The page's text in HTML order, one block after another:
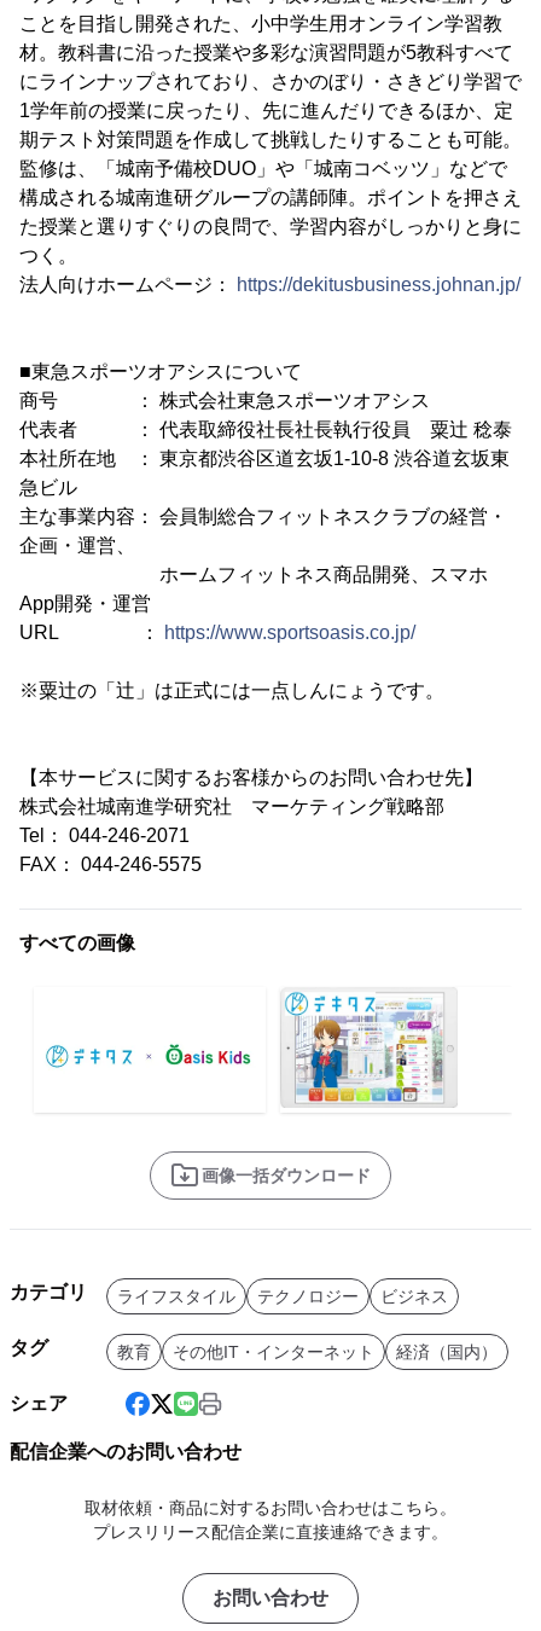
ことを目指し開発された、小中学生用オンライン学習教
材。教科書に沿った授業や多彩な演習問題が5教科すべて
にラインナップされており、さかのぼり・さきどり学習で
1学年前の授業に戻ったり、先に進んだりできるほか、定
期テスト対策問題を作成して挑戦したりすることも可能。
監修は、「城南予備校DUO」や「城南コベッツ」などで
構成される城南進研グループの講師陣。ポイントを押さえ
た授業と選りすぐりの良問で、学習内容がしっかりと身に
つく。
法人向けホームページ：
https://dekitusbusiness.johnan.jp/
■東急スポーツオアシスについて
商号 ： 株式会社東急スポーツオアシス
代表者 ： 代表取締役社長社長執行役員 粟辻 稔泰
本社所在地 ： 東京都渋谷区道玄坂1-10-8 渋谷道玄坂東
急ビル
主な事業内容： 会員制総合フィットネスクラブの経営・
企画・運営、
ホームフィットネス商品開発、スマホ
App開発・運営
URL ：
https://www.sportsoasis.co.jp/
※粟辻の「辻」は正式には一点しんにょうです。
【本サービスに関するお客様からのお問い合わせ先】
株式会社城南進学研究社 マーケティング戦略部
Tel： 044-246-2071
FAX： 044-246-5575
すべての画像
画像一括ダウンロード
カテゴリ ライフスタイル テクノロジー ビジネス
タグ 教育 その他IT・インターネット 経済（国内）
シェア
配信企業へのお問い合わせ
取材依頼・商品に対するお問い合わせはこちら。
プレスリリース配信企業に直接連絡できます。
お問い合わせ